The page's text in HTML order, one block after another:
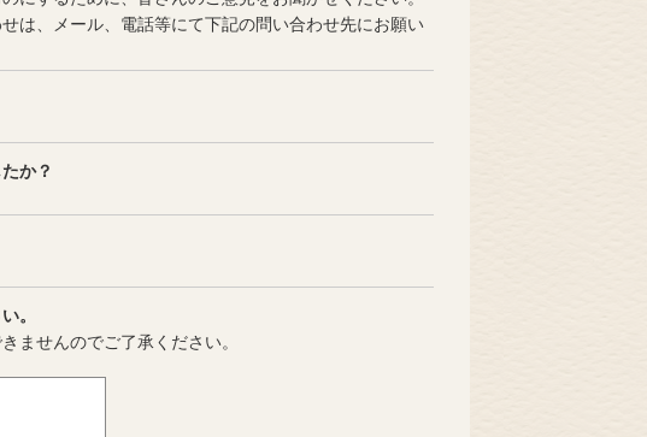
は、メール、電話等にて下記の問い合わせ先にお願い
か？
。
ませんのでご了承ください。